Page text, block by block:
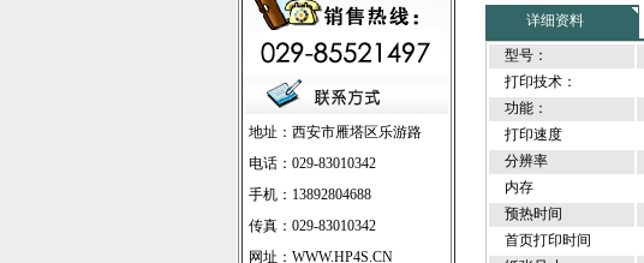
地址：西安市雁塔区乐游路
电话：029-83010342
手机：13892804688
传真：029-83010342
网址： WWW.HP4S.CN
详细资料
型号：
打印技术：
功能：
打印速度
分辨率
内存
预热时间
首页打印时间